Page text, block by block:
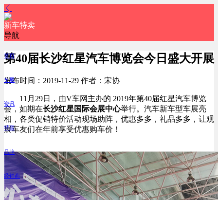
新车特卖
导航
首页
车展
资讯
特卖
品牌
经销商
第40届长沙红星汽车博览会今日盛大开展
发布时间：2019-11-29 作者：宋协
11月29日，由V车网主办的 2019年第40届红星汽车博览
会， 如期在长沙红星国际会展中心举行。汽车新车型车展亮
相，各类促销特价活动现场助阵，优惠多多，礼品多多，让观
展车友们在年前享受优惠购车价！